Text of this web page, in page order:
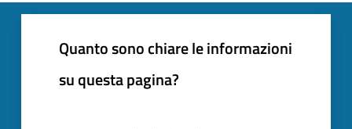
Quanto sono chiare le informazioni
su questa pagina?